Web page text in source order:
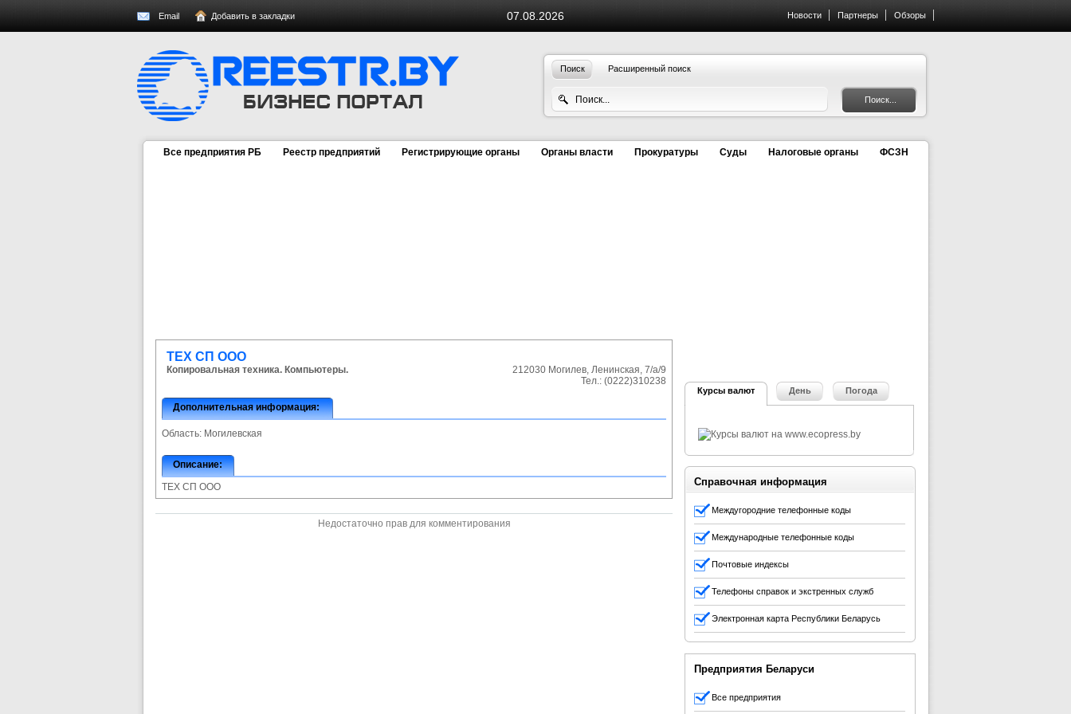
07.08.2026
Email Добавить в закладки Новости Партнеры Обзоры
Поиск Расширенный поиск
Все предприятия РБ Реестр предприятий Регистрирующие органы Органы власти Прокуратуры Суды Налоговые органы ФСЗН
ТЕХ СП ООО
Копировальная техника. Компьютеры. 212030 Могилев, Ленинская, 7/а/9
Тел.: (0222)310238
Дополнительная информация:
Область: Могилевская
Описание:
ТЕХ СП ООО
Недостаточно прав для комментирования
Курсы валют День Погода
Справочная информация
Междугородние телефонные коды
Международные телефонные коды
Почтовые индексы
Телефоны справок и экстренных служб
Электронная карта Республики Беларусь
Предприятия Беларуси
Все предприятия